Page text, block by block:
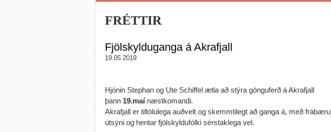
FRÉTTIR
Fjölskylduganga á Akrafjall
19.05.2019
Hjónin Stephan og Ute Schiffel ætla að stýra gönguferð á Akrafjall
þann 19.maínæstkomandi.
Akrafjall er tiltölulega auðvelt og skemmtilegt að ganga á, með frábæru
útsýni og hentar fjölskyldufólki sérstaklega vel.